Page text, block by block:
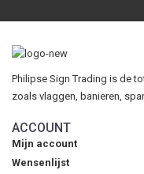
Philipse Sign Trading is de
zoals vlaggen, banieren,
ACCOUNT
Mijn account
Wensenlijst